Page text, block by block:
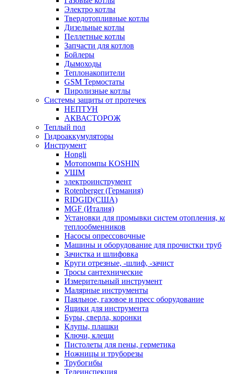
Электро котлы
Твердотопливные котлы
Дизельные котлы
Пеллетные котлы
Запчасти для котлов
Бойлеры
Дымоходы
Теплонакопители
GSM Термостаты
Пиролизные котлы
Системы защиты от протечек
НЕПТУН
АКВАСТОРОЖ
Теплый пол
Гидроаккумуляторы
Инструмент
Hongli
Мотопомпы KOSHIN
УШМ
электроинструмент
Rotenberger (Германия)
RIDGID(США)
MGF (Италия)
Установки для промывки систем отопления,
теплообменников
Насосы опрессовочные
Машины и оборудование для прочистки труб
Зачистка и шлифовка
Круги отрезные, -шлиф, -зачист
Тросы сантехнические
Измерительный инструмент
Малярные инструменты
Паяльное, газовое и пресс оборудование
Ящики для инструмента
Буры, сверла, коронки
Клупы, плашки
Ключи, клещи
Пистолеты для пены, герметика
Ножницы и труборезы
Трубогибы
Телеинспекция